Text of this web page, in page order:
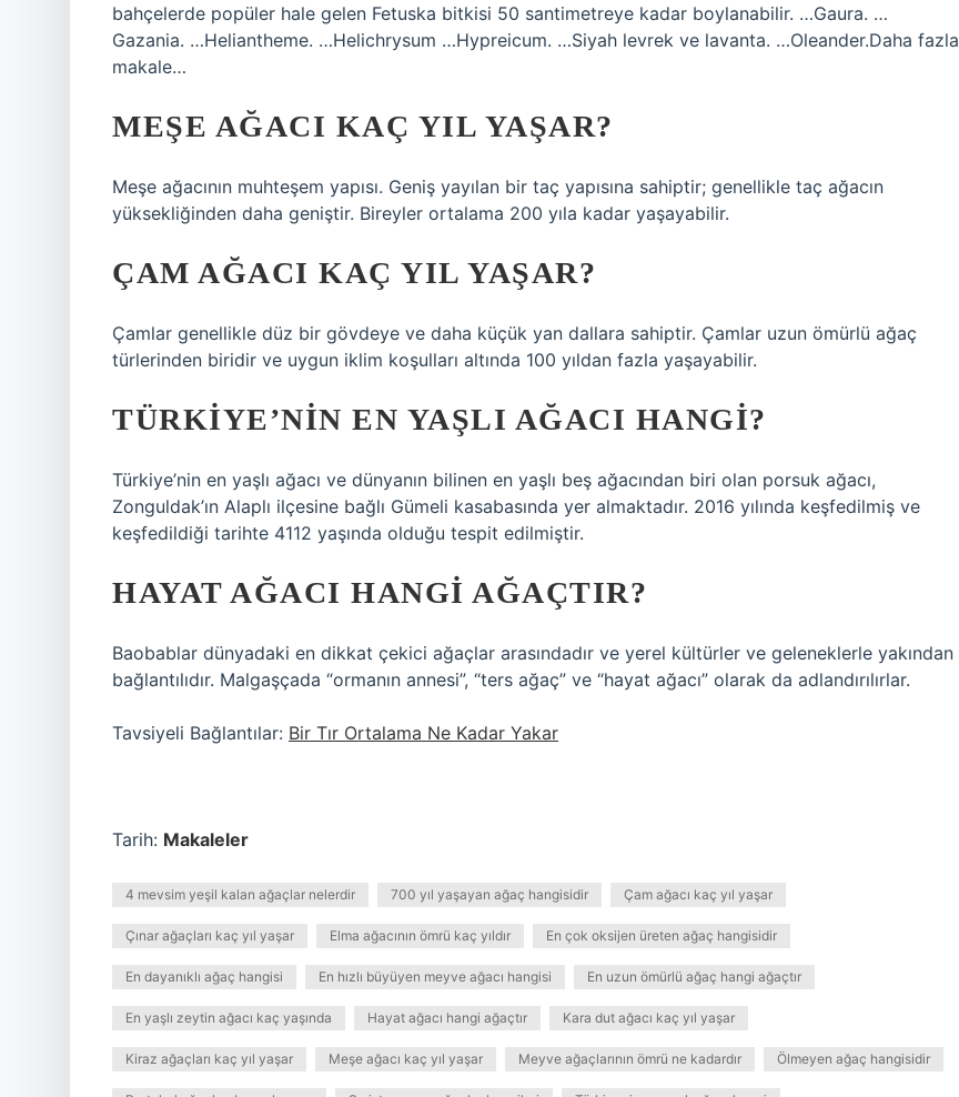
bahçelerde popüler hale gelen Fetuska bitkisi 50 santimetreye kadar boylanabilir. …Gaura. …
Gazania. …Heliantheme. …Helichrysum …Hypreicum. …Siyah levrek ve lavanta. …Oleander.Daha fazla
makale…
MEŞE AĞACI KAÇ YIL YAŞAR?
Meşe ağacının muhteşem yapısı. Geniş yayılan bir taç yapısına sahiptir; genellikle taç ağacın
yüksekliğinden daha geniştir. Bireyler ortalama 200 yıla kadar yaşayabilir.
ÇAM AĞACI KAÇ YIL YAŞAR?
Çamlar genellikle düz bir gövdeye ve daha küçük yan dallara sahiptir. Çamlar uzun ömürlü ağaç
türlerinden biridir ve uygun iklim koşulları altında 100 yıldan fazla yaşayabilir.
TÜRKIYE’NIN EN YAŞLI AĞACI HANGI?
Türkiye’nin en yaşlı ağacı ve dünyanın bilinen en yaşlı beş ağacından biri olan porsuk ağacı,
Zonguldak’ın Alaplı ilçesine bağlı Gümeli kasabasında yer almaktadır. 2016 yılında keşfedilmiş ve
keşfedildiği tarihte 4112 yaşında olduğu tespit edilmiştir.
HAYAT AĞACI HANGI AĞAÇTIR?
Baobablar dünyadaki en dikkat çekici ağaçlar arasındadır ve yerel kültürler ve geleneklerle yakından
bağlantılıdır. Malgaşçada “ormanın annesi”, “ters ağaç” ve “hayat ağacı” olarak da adlandırılırlar.
Tavsiyeli Bağlantılar: Bir Tır Ortalama Ne Kadar Yakar
Tarih: Makaleler
4 mevsim yeşil kalan ağaçlar nelerdir 700 yıl yaşayan ağaç hangisidir Çam ağacı kaç yıl yaşar
Çınar ağaçları kaç yıl yaşar Elma ağacının ömrü kaç yıldır En çok oksijen üreten ağaç hangisidir
En dayanıklı ağaç hangisi En hızlı büyüyen meyve ağacı hangisi En uzun ömürlü ağaç hangi ağaçtır
En yaşlı zeytin ağacı kaç yaşında Hayat ağacı hangi ağaçtır Kara dut ağacı kaç yıl yaşar
Kiraz ağaçları kaç yıl yaşar Meşe ağacı kaç yıl yaşar Meyve ağaçlarının ömrü ne kadardır Ölmeyen ağaç hangisidir